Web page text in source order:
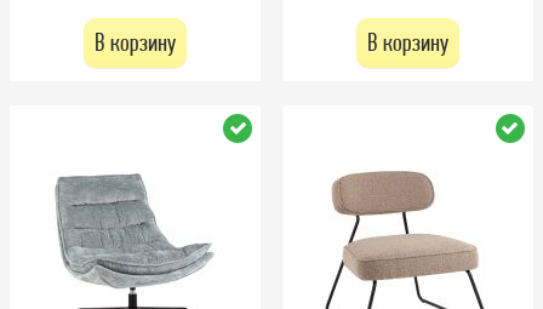
В корзину В корзину